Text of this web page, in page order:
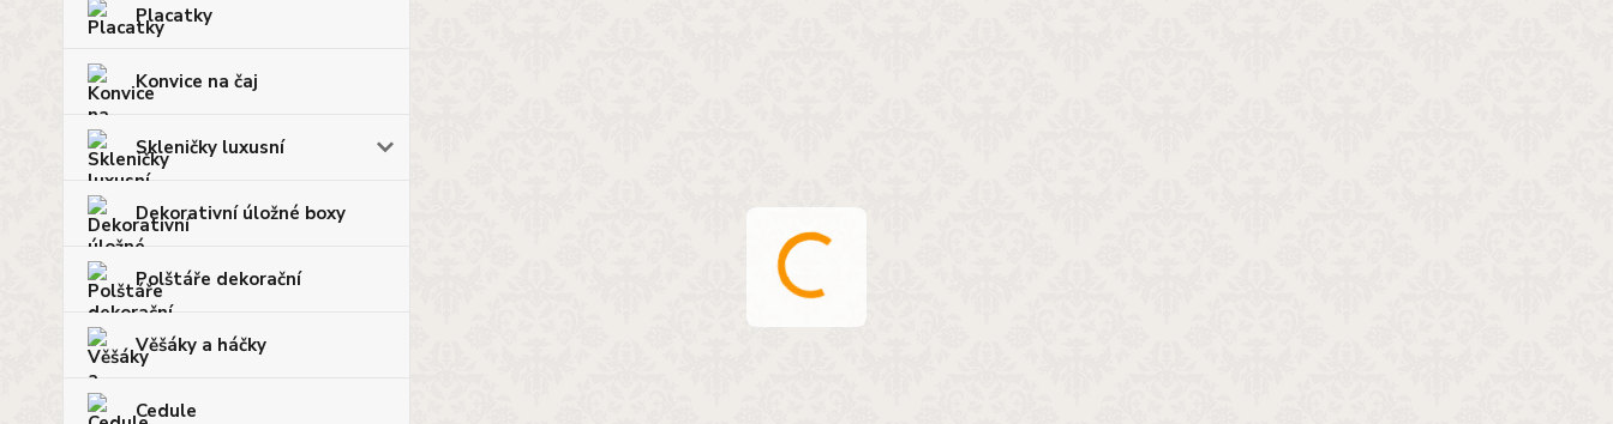
Placatky
Konvice na čaj
Skleničky luxusní
Dekorativní úložné boxy
Polštáře dekorační
Věšáky a háčky
Cedule